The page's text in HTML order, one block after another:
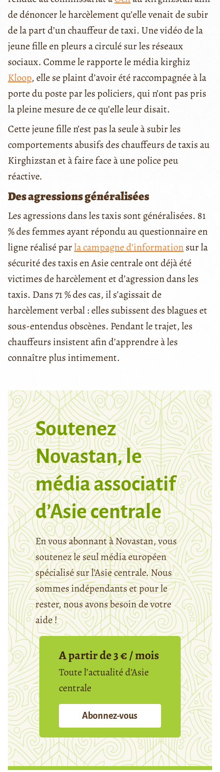
de dénoncer le harcèlement qu’elle venait de subir
de la part d’un chauffeur de taxi. Une vidéo de la
jeune fille en pleurs a circulé sur les réseaux
sociaux. Comme le rapporte le média kirghiz
Kloop, elle se plaint d’avoir été raccompagnée à la
porte du poste par les policiers, qui n’ont pas pris
la pleine mesure de ce qu’elle leur disait.
Cette jeune fille n’est pas la seule à subir les
comportements abusifs des chauffeurs de taxis au
Kirghizstan et à faire face à une police peu
réactive.
Des agressions généralisées
Les agressions dans les taxis sont généralisées. 81
% des femmes ayant répondu au questionnaire en
ligne réalisé parla campagne d’informationsur la
sécurité des taxis en Asie centrale ont déjà été
victimes de harcèlement et d’agression dans les
taxis. Dans 71 % des cas, il s’agissait de
harcèlement verbal : elles subissent des blagues et
sous-entendus obscènes. Pendant le trajet, les
chauffeurs insistent afin d’apprendre à les
connaître plus intimement.
Soutenez
Novastan, le
média associatif
d’Asie centrale
En vous abonnant à Novastan, vous
soutenez le seul média européen
spécialisé sur l’Asie centrale. Nous
sommes indépendants et pour le
rester, nous avons besoin de votre
aide !
A partir de 3 € / mois
Toute l’actualité d’Asie
centrale
Abonnez-vous